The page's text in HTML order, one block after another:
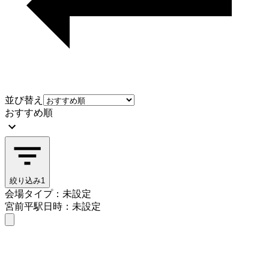
並び替え
おすすめ順
絞り込み1
会場タイプ：未設定
宮前平駅日時：未設定